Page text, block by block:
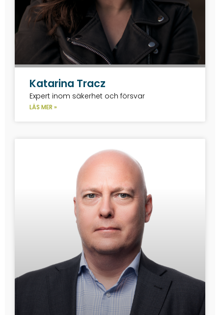
Katarina Tracz
Expert inom säkerhet och försvar
LÄS MER »